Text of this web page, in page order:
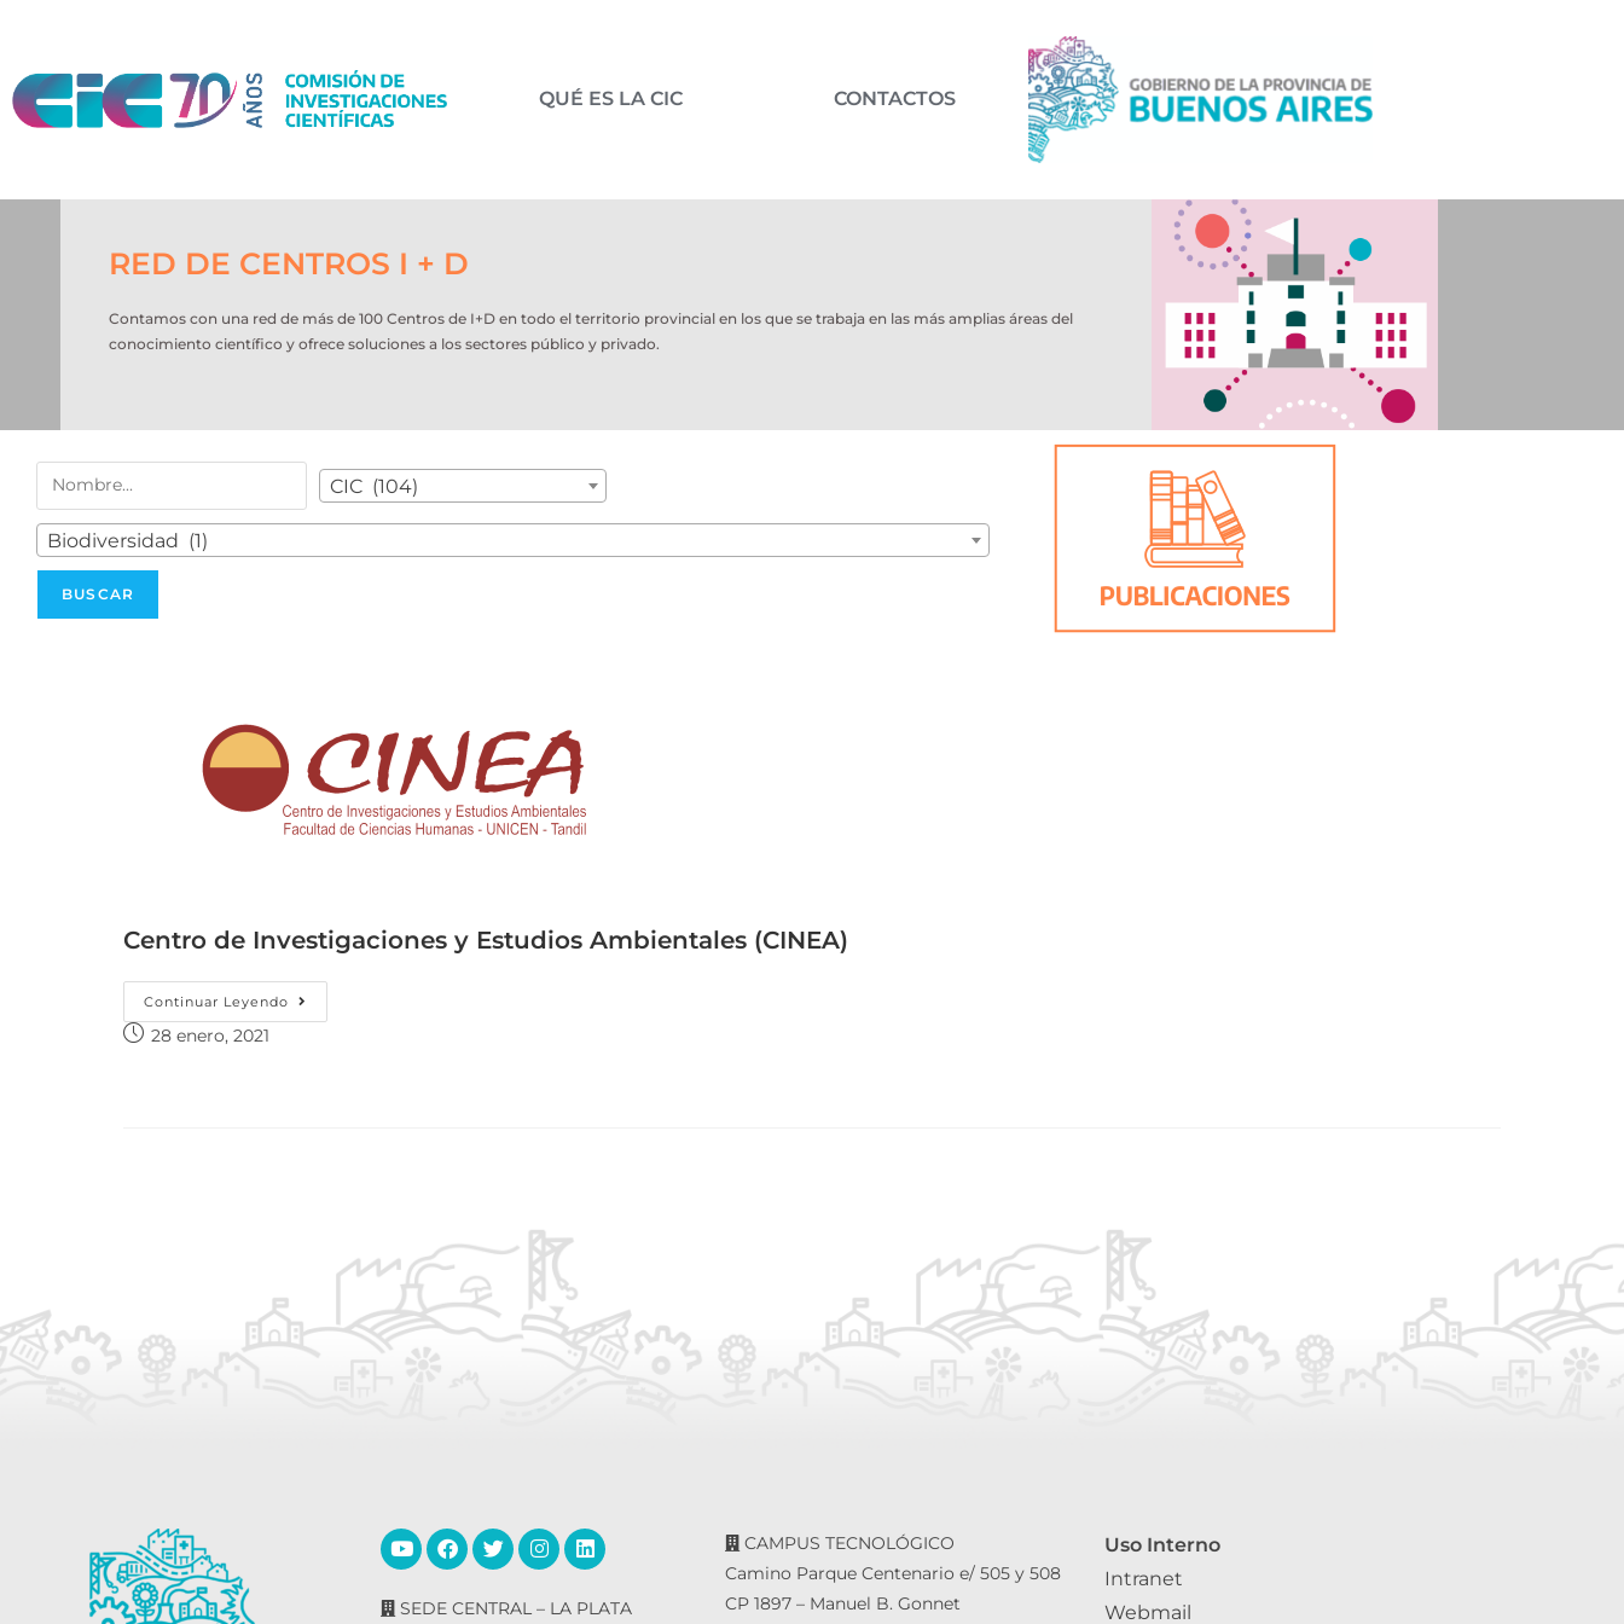
QUÉ ES LA CIC CONTACTOS
RED DE CENTROS I + D
Contamos con una red de más de 100 Centros de I+D en todo el territorio provincial en los que se trabaja en las más amplias áreas del
conocimiento científico y ofrece soluciones a los sectores público y privado.
CIC (104)
Biodiversidad (1)
Centro de Investigaciones y Estudios Ambientales (CINEA)
Continuar Leyendo
28 enero, 2021
SEDE CENTRAL – LA PLATA
CAMPUS TECNOLÓGICO
Camino Parque Centenario e/ 505 y 508
CP 1897 – Manuel B. Gonnet
Uso Interno
Intranet
Webmail